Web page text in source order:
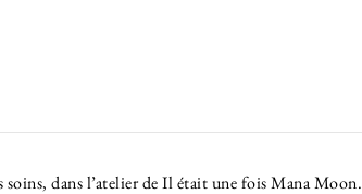
soins, dans l’atelier de Il était une fois Mana Moon.